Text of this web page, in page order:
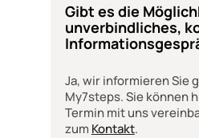
Gibt es die
unverbindliches,
Ja, wir informieren Sie
My7steps. Sie können
Termin mit uns
zum Kontakt.